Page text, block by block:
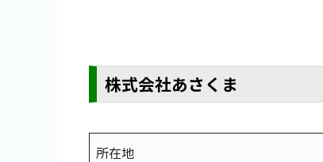
株式会社あさくま
所在地